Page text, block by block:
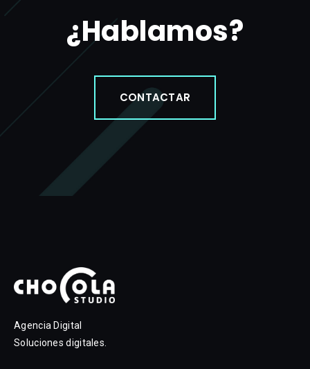
¿Hablamos?
CONTACTAR
Agencia Digital
Soluciones digitales.